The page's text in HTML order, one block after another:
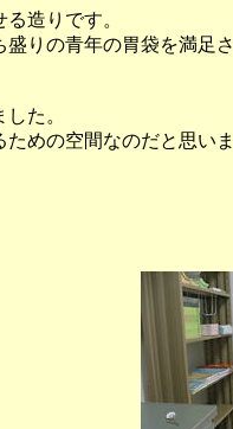
造りです。
りの青年の胃袋を満足
た。
めの空間なのだと思いま